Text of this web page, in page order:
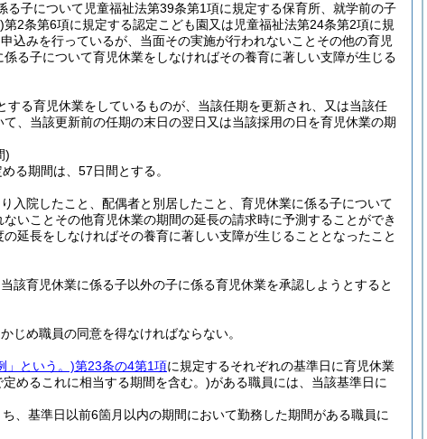
子について児童福祉法第39条第1項に規定する保育所、就学前の子
第2条第6項に規定する認定こども園又は児童福祉法第24条第2項に規
込みを行っているが、当面その実施が行われないことその他の育児
る子について育児休業をしなければその養育に著しい支障が生じる
る育児休業をしているものが、当該任期を更新され、又は当該任
、当該更新前の任期の末日の翌日又は当該採用の日を育児休業の期
)
る期間は、57日間とする。
入院したこと、配偶者と別居したこと、育児休業に係る子について
いことその他育児休業の期間の延長の請求時に予測することができ
延長をしなければその養育に著しい支障が生じることとなったこと
該育児休業に係る子以外の子に係る育児休業を承認しようとすると
じめ職員の同意を得なければならない。
」という。)第23条の4第1項に規定するそれぞれの基準日に育児休業
めるこれに相当する期間を含む。)がある職員には、当該基準日に
、基準日以前6箇月以内の期間において勤務した期間がある職員に